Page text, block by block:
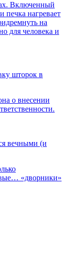
Включенный
печка нагревает
на
для человека и
шторок в
о внесении
вечными (и
«дворники»